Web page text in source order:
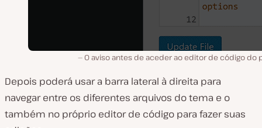
O aviso antes de aceder ao editor de código do
Depois poderá usar a barra lateral à direita para
navegar entre os diferentes arquivos do tema e o
também no próprio editor de código para fazer suas